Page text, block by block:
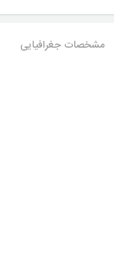
مشخصات جغرافیایی